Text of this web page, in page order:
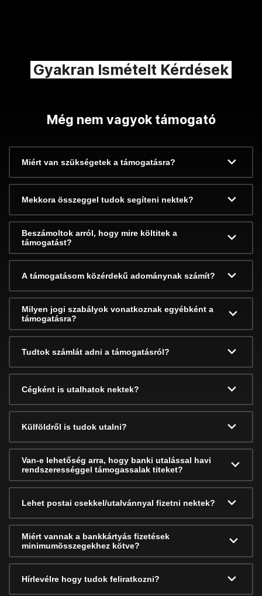
Gyakran Ismételt Kérdések
Még nem vagyok támogató
Miért van szükségetek a támogatásra?
Mekkora összeggel tudok segíteni nektek?
Beszámoltok arról, hogy mire költitek a
támogatást?
A támogatásom közérdekű adománynak számít?
Milyen jogi szabályok vonatkoznak egyébként a
támogatásra?
Tudtok számlát adni a támogatásról?
Cégként is utalhatok nektek?
Külföldről is tudok utalni?
Van-e lehetőség arra, hogy banki utalással havi
rendszerességgel támogassalak titeket?
Lehet postai csekkel/utalvánnyal fizetni nektek?
Miért vannak a bankkártyás fizetések
minimumösszegekhez kötve?
Hírlevélre hogy tudok feliratkozni?